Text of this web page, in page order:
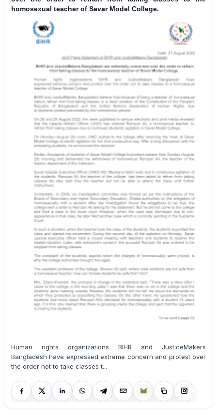
homosexual teacher of Savar Model College.
Human rights organizations BIHR and JusticeMakers
Bangladesh have expressed extreme concern and protest over
the order not to take classes t...